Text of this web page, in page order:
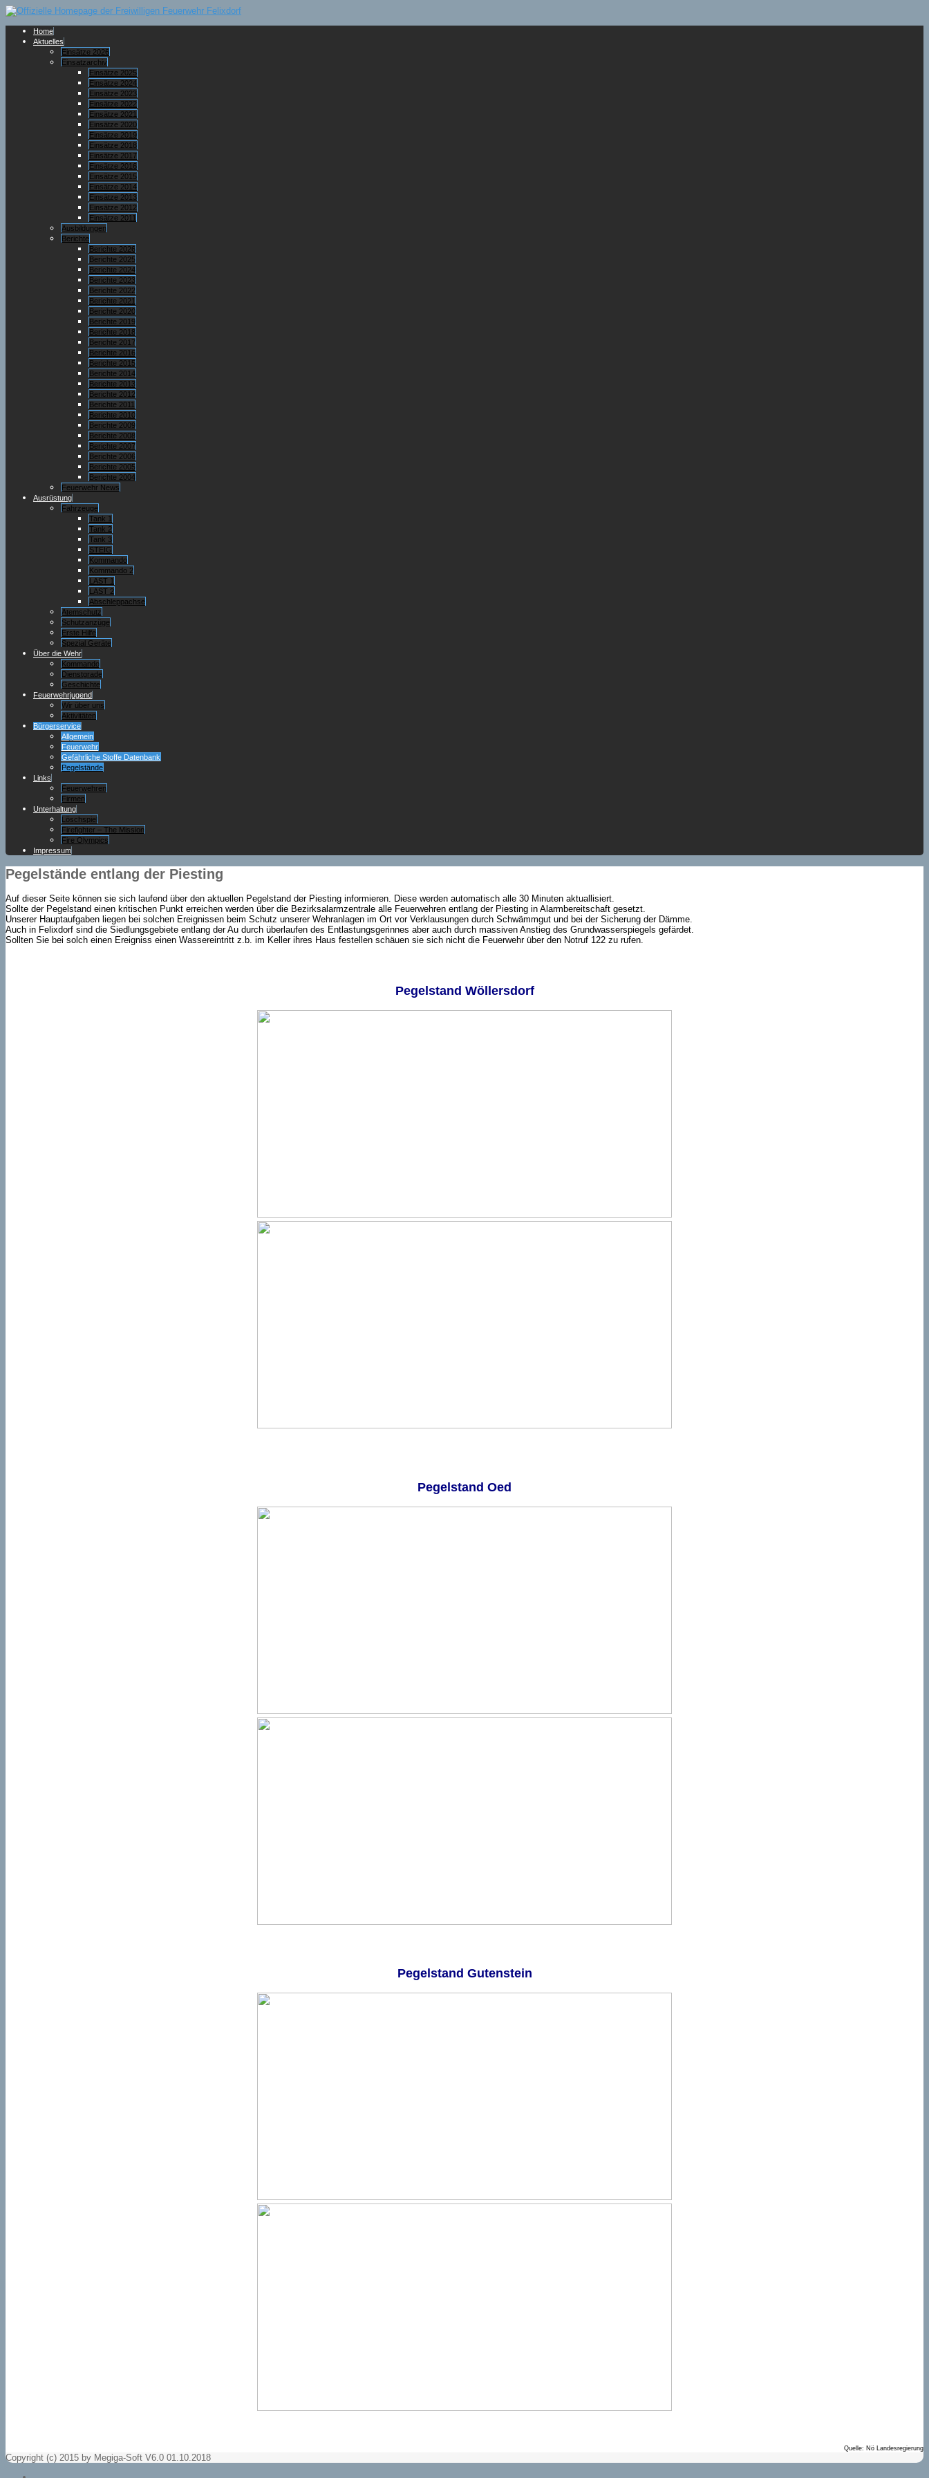
Home
Aktuelles
Einsätze 2026
Einsatzarchiv
Einsätze 2025
Einsätze 2024
Einsätze 2023
Einsätze 2022
Einsätze 2021
Einsätze 2020
Einsätze 2019
Einsätze 2018
Einsätze 2017
Einsätze 2016
Einsätze 2015
Einsätze 2014
Einsätze 2013
Einsätze 2012
Einsätze 2011
Ausbildungen
Berichte
Berichte 2026
Berichte 2025
Berichte 2024
Berichte 2023
Berichte 2022
Berichte 2021
Berichte 2020
Berichte 2019
Berichte 2018
Berichte 2017
Berichte 2016
Berichte 2015
Berichte 2014
Berichte 2013
Berichte 2012
Berichte 2011
Berichte 2010
Berichte 2009
Berichte 2008
Berichte 2007
Berichte 2006
Berichte 2005
Berichte 2004
Feuerwehr News
Ausrüstung
Fahrzeuge
Tank 1
Tank 2
Tank 3
STEIG
Kommando
Kommando 2
LAST 1
LAST 2
Abschleppachse
Atemschutz
Schutzanzüge
Erste Hilfe
Spezial Geräte
Über die Wehr
Kommando
Dienstgrade
Geschichte
Feuerwehrjugend
Wir über uns
Aktivitäten
Bürgerservice
Allgemein
Feuerwehr
Gefährliche Stoffe Datenbank
Pegelstände
Links
Feuerwehren
Firmen
Unterhaltung
Löschspiel
Firefighter – The Mission
Fire Olympics
Impressum
Pegelstände entlang der Piesting
Auf dieser Seite können sie sich laufend über den aktuellen Pegelstand der Piesting informieren. Diese werden automatisch alle 30 Minuten aktuallisiert.
Sollte der Pegelstand einen kritischen Punkt erreichen werden über die Bezirksalarmzentrale alle Feuerwehren entlang der Piesting in Alarmbereitschaft gesetzt.
Unserer Hauptaufgaben liegen bei solchen Ereignissen beim Schutz unserer Wehranlagen im Ort vor Verklausungen durch Schwämmgut und bei der Sicherung der Dämme.
Auch in Felixdorf sind die Siedlungsgebiete entlang der Au durch überlaufen des Entlastungsgerinnes aber auch durch massiven Anstieg des Grundwasserspiegels gefärdet.
Sollten Sie bei solch einen Ereigniss einen Wassereintritt z.b. im Keller ihres Haus festellen schäuen sie sich nicht die Feuerwehr über den Notruf 122 zu rufen.
Pegelstand Wöllersdorf
Pegelstand Oed
Pegelstand Gutenstein
Quelle: Nö Landesregierung
Copyright (c) 2015 by Megiga-Soft V6.0 01.10.2018